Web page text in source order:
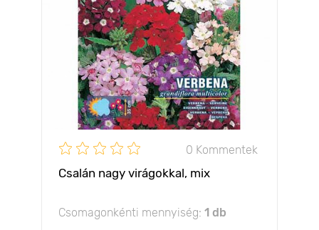
0 Kommentek
Csalán nagy virágokkal, mix
Csomagonkénti mennyiség: 1 db